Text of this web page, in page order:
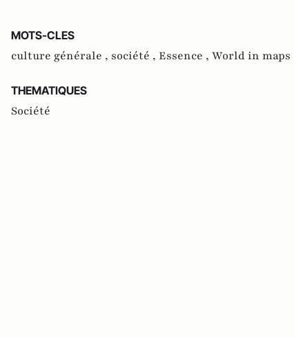
MOTS-CLES
culture générale , société , Essence , World in maps
THEMATIQUES
Société